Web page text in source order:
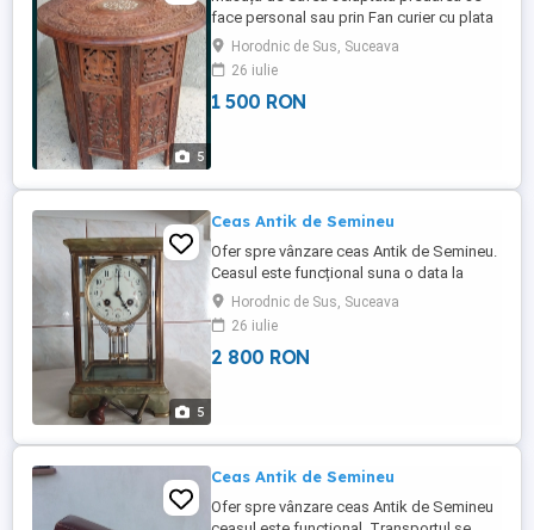
5
face personal sau prin Fan curier cu plata
unui avans de catre cumpărător. Mai multe
detalii la tel.
Horodnic de Sus, Suceava
26 iulie
1 500 RON
5
Ceas Antik de Semineu
Ofer spre vânzare ceas Antik de Semineu.
Ceasul este funcțional suna o data la
jumătate iar la fix de cite ori este ora.
H.27.cm.
L.16.cm.Adincime.13.cm.Predarea se face
personal sau prin Fan curier cu plata unui
Horodnic de Sus, Suceava
26 iulie
2 800 RON
Ceas Antik de Semineu
Ofer spre vânzare ceas Antik de Semineu